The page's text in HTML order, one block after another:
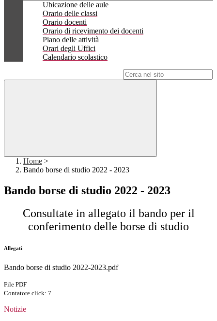
Ubicazione delle aule
Orario delle classi
Orario docenti
Orario di ricevimento dei docenti
Piano delle attività
Orari degli Uffici
Calendario scolastico
Home >
Bando borse di studio 2022 - 2023
Bando borse di studio 2022 - 2023
Consultate in allegato il bando per il
conferimento delle borse di studio
Allegati
Bando borse di studio 2022-2023.pdf
File PDF
Contatore click: 7
Notizie